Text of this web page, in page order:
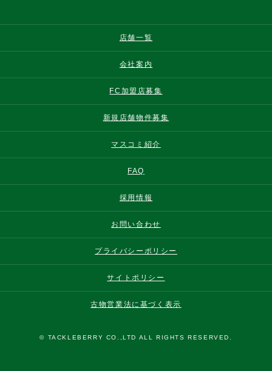
店舗一覧
会社案内
FC加盟店募集
新規店舗物件募集
マスコミ紹介
FAQ
採用情報
お問い合わせ
プライバシーポリシー
サイトポリシー
古物営業法に基づく表示
© TACKLEBERRY CO.,LTD ALL RIGHTS RESERVED.